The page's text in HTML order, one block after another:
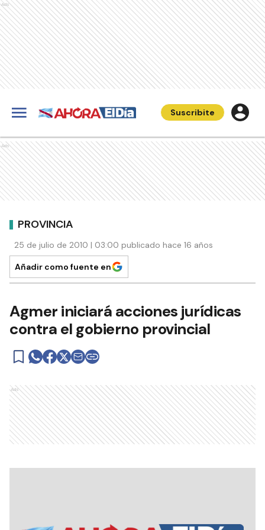
Ads
Suscribite
Ads
PROVINCIA
25 de julio de 2010 | 03:00 publicado hace 16 años
Añadir como fuente en
Agmer iniciará acciones jurídicas
contra el gobierno provincial
Ads